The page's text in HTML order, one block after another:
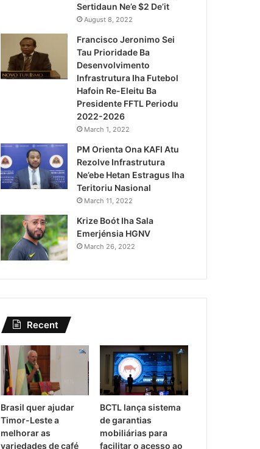
Kazu Transferénsia
Singapura, Advogadu
Sertidaun Ne’e $2 De’it
August 8, 2022
Francisco Jeronimo Sei
Tau Prioridade Ba
Desenvolvimento
Infrastrutura Iha Futebol
Hafoin Re-Eleitu Ba
Presidente FFTL Periodu
2022-2026
March 1, 2022
PM Orienta Ona KAFI Atu
Rezolve Infrastrutura
Ne’ebe Hetan Estragus Iha
Teritoriu Nasional
March 11, 2022
Krize Boót Iha Sala
Emerjénsia HGNV
March 26, 2022
Recent
Brasil quer ajudar
Timor-Leste a
melhorar as
variedades de café
BCTL lança sistema
de garantias
mobiliárias para
facilitar o acesso ao